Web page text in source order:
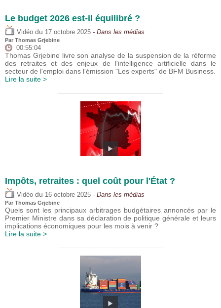
Le budget 2026 est-il équilibré ?
Vidéo du 17 octobre 2025 - Dans les médias
Par Thomas Grjebine
00:55:04
Thomas Grjebine livre son analyse de la suspension de la réforme
des retraites et des enjeux de l'intelligence artificielle dans le
secteur de l'emploi dans l'émission "Les experts" de BFM Business.
Lire la suite >
Impôts, retraites : quel coût pour l'État ?
Vidéo du 16 octobre 2025 - Dans les médias
Par Thomas Grjebine
Quels sont les principaux arbitrages budgétaires annoncés par le
Premier Ministre dans sa déclaration de politique générale et leurs
implications économiques pour les mois à venir ?
Lire la suite >